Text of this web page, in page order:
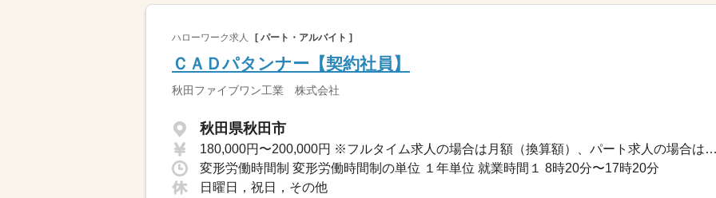
ハローワーク求人 [ パート・アルバイト ]
ＣＡＤパタンナー【契約社員】
秋田ファイブワン工業 株式会社
秋田県秋田市
180,000円〜200,000円 ※フルタイム求人の場合は月額（換算額）、パート求人の場合は時間額を表示しています。
変形労働時間制 変形労働時間制の単位 １年単位 就業時間１ 8時20分〜17時20分
日曜日，祝日，その他